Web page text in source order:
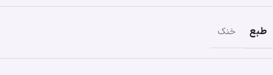
طبع خنک